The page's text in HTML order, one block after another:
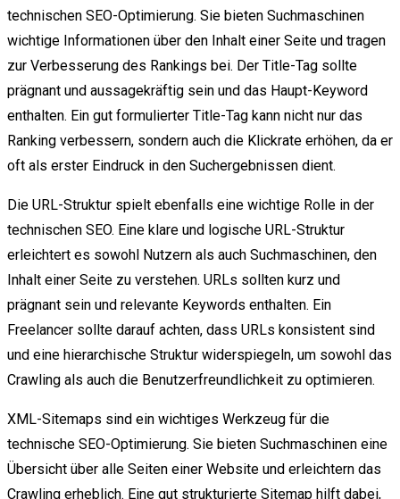
technischen SEO-Optimierung. Sie bieten Suchmaschinen
wichtige Informationen über den Inhalt einer Seite und tragen
zur Verbesserung des Rankings bei. Der Title-Tag sollte
prägnant und aussagekräftig sein und das Haupt-Keyword
enthalten. Ein gut formulierter Title-Tag kann nicht nur das
Ranking verbessern, sondern auch die Klickrate erhöhen, da er
oft als erster Eindruck in den Suchergebnissen dient.
Die URL-Struktur spielt ebenfalls eine wichtige Rolle in der
technischen SEO. Eine klare und logische URL-Struktur
erleichtert es sowohl Nutzern als auch Suchmaschinen, den
Inhalt einer Seite zu verstehen. URLs sollten kurz und
prägnant sein und relevante Keywords enthalten. Ein
Freelancer sollte darauf achten, dass URLs konsistent sind
und eine hierarchische Struktur widerspiegeln, um sowohl das
Crawling als auch die Benutzerfreundlichkeit zu optimieren.
XML-Sitemaps sind ein wichtiges Werkzeug für die
technische SEO-Optimierung. Sie bieten Suchmaschinen eine
Übersicht über alle Seiten einer Website und erleichtern das
Crawling erheblich. Eine gut strukturierte Sitemap hilft dabei,